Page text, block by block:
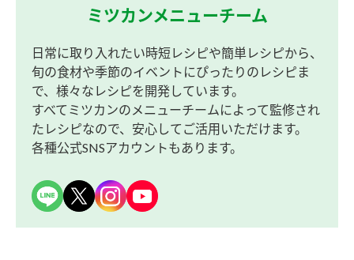
ミツカンメニューチーム
日常に取り入れたい時短レシピや簡単レシピから、
旬の食材や季節のイベントにぴったりのレシピま
で、様々なレシピを開発しています。
すべてミツカンのメニューチームによって監修され
たレシピなので、安心してご活用いただけます。
各種公式SNSアカウントもあります。